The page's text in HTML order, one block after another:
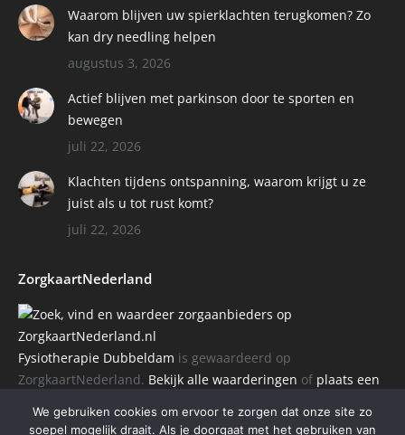
Waarom blijven uw spierklachten terugkomen? Zo
kan dry needling helpen
augustus 3, 2026
Actief blijven met parkinson door te sporten en
bewegen
juli 22, 2026
Klachten tijdens ontspanning, waarom krijgt u ze
juist als u tot rust komt?
juli 22, 2026
ZorgkaartNederland
Fysiotherapie Dubbeldam is gewaardeerd op
ZorgkaartNederland. Bekijk alle waarderingen of plaats een
We gebruiken cookies om ervoor te zorgen dat onze site zo
soepel mogelijk draait. Als je doorgaat met het gebruiken van